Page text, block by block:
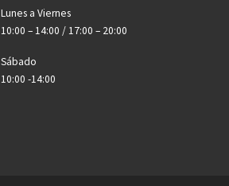
Lunes a Viernes
10:00 – 14:00 / 17:00 – 20:00
Sábado
10:00 -14:00